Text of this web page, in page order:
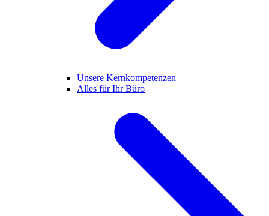
Unsere Kernkompetenzen
Alles für Ihr Büro